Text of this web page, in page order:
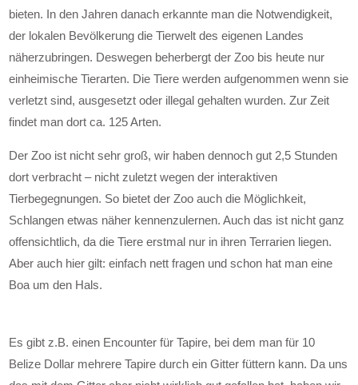
bieten. In den Jahren danach erkannte man die Notwendigkeit,
der lokalen Bevölkerung die Tierwelt des eigenen Landes
näherzubringen. Deswegen beherbergt der Zoo bis heute nur
einheimische Tierarten. Die Tiere werden aufgenommen wenn sie
verletzt sind, ausgesetzt oder illegal gehalten wurden. Zur Zeit
findet man dort ca. 125 Arten.
Der Zoo ist nicht sehr groß, wir haben dennoch gut 2,5 Stunden
dort verbracht – nicht zuletzt wegen der interaktiven
Tierbegegnungen. So bietet der Zoo auch die Möglichkeit,
Schlangen etwas näher kennenzulernen. Auch das ist nicht ganz
offensichtlich, da die Tiere erstmal nur in ihren Terrarien liegen.
Aber auch hier gilt: einfach nett fragen und schon hat man eine
Boa um den Hals.
Es gibt z.B. einen Encounter für Tapire, bei dem man für 10
Belize Dollar mehrere Tapire durch ein Gitter füttern kann. Da uns